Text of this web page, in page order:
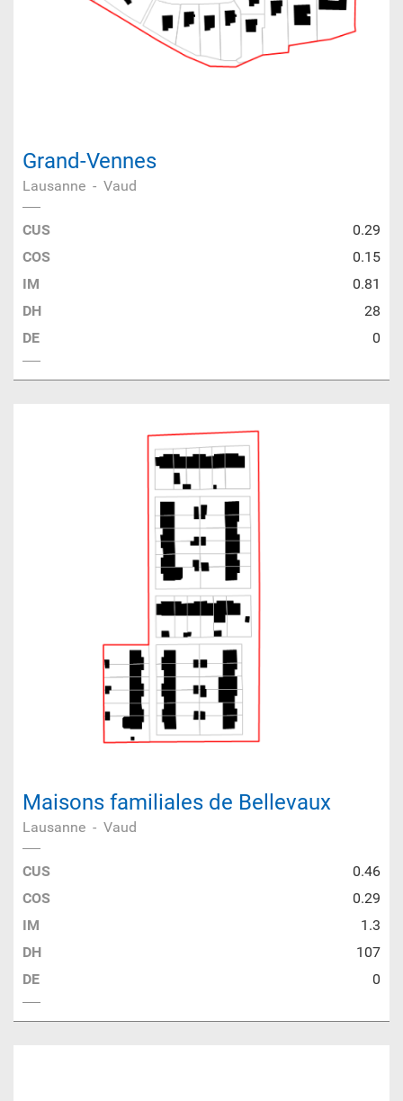
Grand-Vennes
Lausanne - Vaud
CUS
0.29
COS
0.15
IM
0.81
DH
28
DE
0
Maisons familiales de Bellevaux
Lausanne - Vaud
CUS
0.46
COS
0.29
IM
1.3
DH
107
DE
0